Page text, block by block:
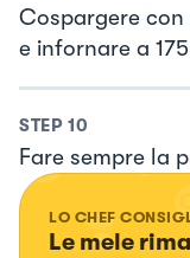
Cospargere
e infornare a
STEP 10
Fare sempre la
LO CHEF
Le mele